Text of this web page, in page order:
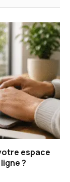
espace
?